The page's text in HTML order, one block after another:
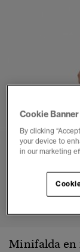
1 2
Minifalda en
Cookie Banner
By clicking
your device to
in our marketing